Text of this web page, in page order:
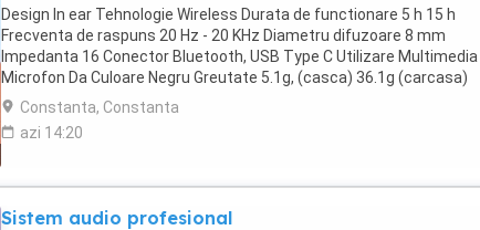
Design In ear Tehnologie Wireless Durata de functionare 5 h 15 h
Frecventa de raspuns 20 Hz - 20 KHz Diametru difuzoare 8 mm
Impedanta 16 Conector Bluetooth, USB Type C Utilizare Multimedia
Microfon Da Culoare Negru Greutate 5.1g, (casca) 36.1g (carcasa)
Constanta, Constanta
azi 14:20
Sistem audio profesional